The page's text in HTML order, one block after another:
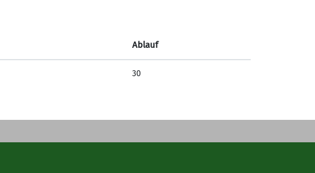
Kontakt
Ablauf
30